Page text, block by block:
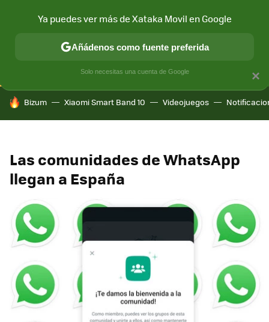
CONECTIVIDAD MÓVIL Y SOCIEDAD APLICACIONES
HOY SE HABLA DE
Bizum Xiaomi Smart Band 10 Videojuegos
Las comunidades de WhatsApp
llegan a España
×
Ya puedes ver más de Xataka Movil en Google
Añádenos como fuente preferida
Solo necesitas una cuenta de Google